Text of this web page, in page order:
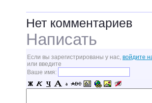
Нет комментариев
Написать
Если вы зарегистрированы у нас, войдите
или введите
Ваше имя: